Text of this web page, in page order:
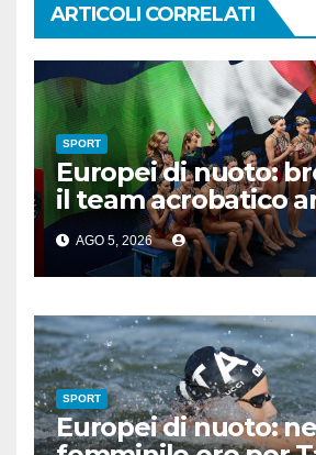
ARTICOLI CORRELATI
SPORT
Europei di nuoto:
il team acrobatico
dell’Italia
AGO 5, 2026
SPORT
Europei di nuoto: